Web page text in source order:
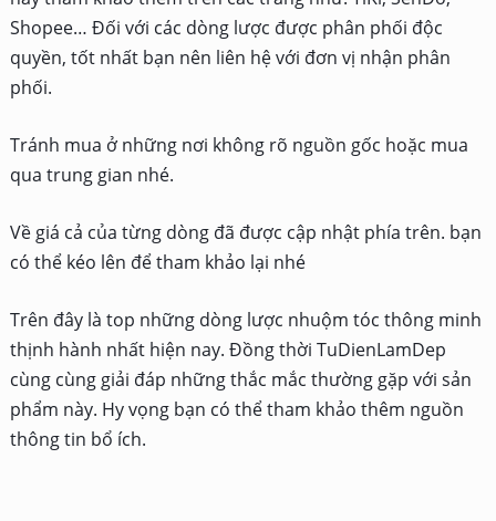
Shopee… Đối với các dòng lược được phân phối độc
quyền, tốt nhất bạn nên liên hệ với đơn vị nhận phân
phối.
Tránh mua ở những nơi không rõ nguồn gốc hoặc mua
qua trung gian nhé.
Về giá cả của từng dòng đã được cập nhật phía trên. bạn
có thể kéo lên để tham khảo lại nhé
Trên đây là top những dòng lược nhuộm tóc thông minh
thịnh hành nhất hiện nay. Đồng thời TuDienLamDep
cùng cùng giải đáp những thắc mắc thường gặp với sản
phẩm này. Hy vọng bạn có thể tham khảo thêm nguồn
thông tin bổ ích.